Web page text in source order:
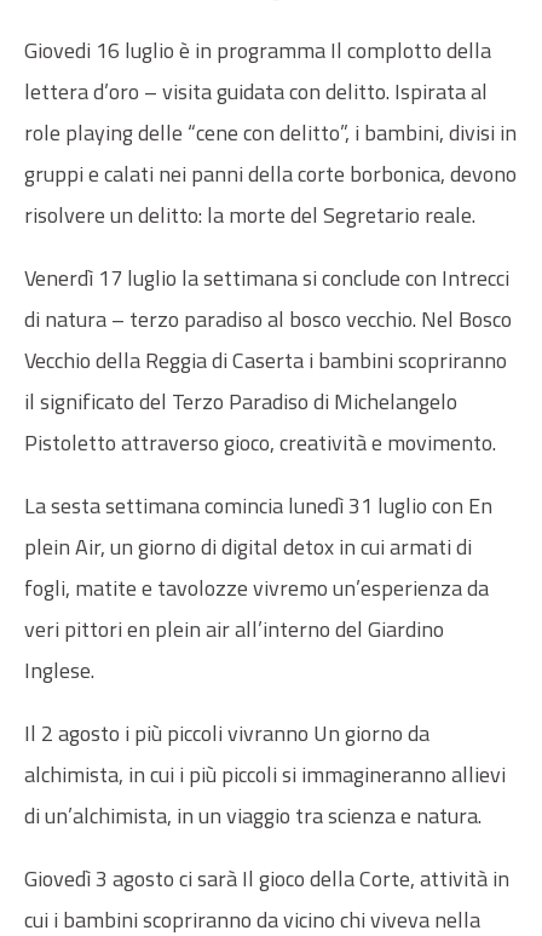
Giovedi 16 luglio è in programma Il complotto della
lettera d’oro – visita guidata con delitto. Ispirata al
role playing delle “cene con delitto”, i bambini, divisi in
gruppi e ca­lati nei panni della corte borbonica, devono
risolvere un delitto: la morte del Segretario reale.
Venerdì 17 luglio la settimana si conclude con Intrecci
di natura – terzo paradiso al bosco vecchio. Nel Bosco
Vecchio della Reggia di Caserta i bambini scopriranno
il significato del Terzo Paradiso di Michelangelo
Pistoletto attraverso gioco, creatività e mo­vimento.
La sesta settimana comincia lunedì 31 luglio con En
plein Air, un giorno di digital detox in cui armati di
fogli, matite e tavolozze vi­vremo un’esperienza da
veri pittori en plein air all’interno del Giardino
Inglese.
Il 2 agosto i più piccoli vivranno Un giorno da
alchimista, in cui i più piccoli si immagineranno allievi
di un’alchimista, in un viaggio tra scienza e natura.
Giovedì 3 agosto ci sarà Il gioco della Corte, attività in
cui i bambini scopriranno da vicino chi viveva nella